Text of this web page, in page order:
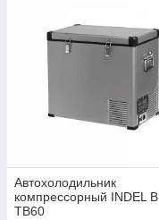
Автохолодильник
компрессорный INDEL B
TB60